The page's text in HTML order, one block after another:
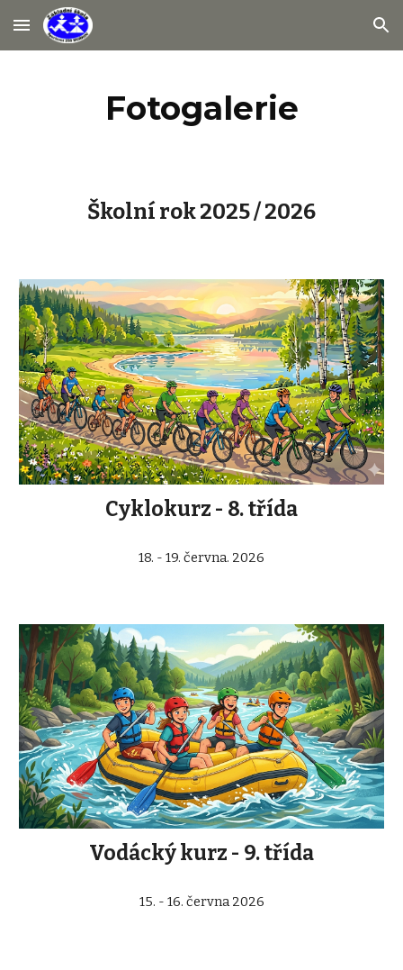
Skip to main content Skip to navigation
Fotogalerie
Školní rok 2025 / 2026
Cyklokurz - 8. třída
18. - 19. června. 2026
Vodácký kurz - 9. třída
15. - 16. června 2026